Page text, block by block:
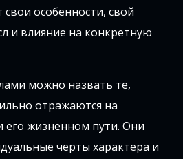
особенности, свой
и влияние на конкретную
можно назвать те,
отражаются на
его жизненном пути. Они
черты характера и